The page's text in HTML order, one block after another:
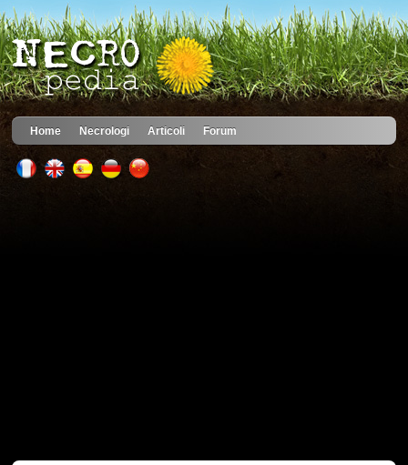
Home Necrologi Articoli Forum